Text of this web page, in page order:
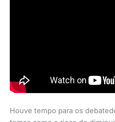
Houve tempo para os